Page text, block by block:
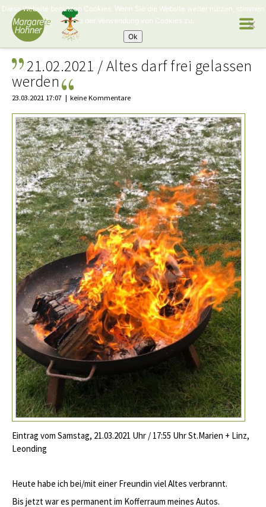
21.02.2021 / Altes darf frei gelassen
werden
23.03.2021 17:07 keine Kommentare
Eintrag vom Samstag, 21.03.2021 Uhr / 17:55 Uhr St.Marien + Linz,
Leonding
Heute habe ich bei/mit einer Freundin viel Altes verbrannt.
Bis jetzt war es permanent im Kofferraum meines Autos.
Diese Website benutzen Cookies. Wenn Sie die Website weiter nutzen, stimmen
Sie der Verwendung von Cookies zu.
Ok